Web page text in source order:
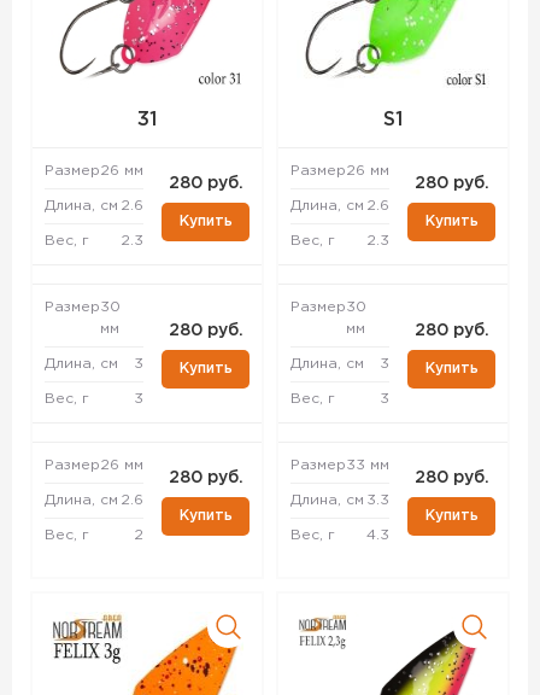
31
Размер26 мм
Длина, см 2.6
Вес, г 2.3
280 руб.
Купить
Размер30
мм
Длина, см 3
Вес, г 3
280 руб.
Купить
Размер26 мм
Длина, см 2.6
Вес, г 2
280 руб.
Купить
S1
Размер26 мм
Длина, см 2.6
Вес, г 2.3
280 руб.
Купить
Размер30
мм
Длина, см 3
Вес, г 3
280 руб.
Купить
Размер33 мм
Длина, см 3.3
Вес, г 4.3
280 руб.
Купить